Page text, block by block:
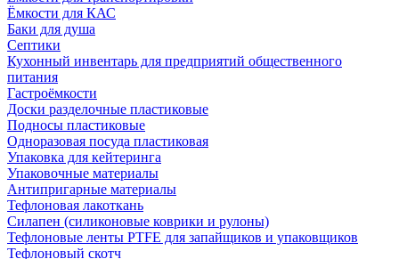
Ёмкости для КАС
Баки для душа
Септики
Кухонный инвентарь для предприятий общественного
питания
Гастроёмкости
Доски разделочные пластиковые
Подносы пластиковые
Одноразовая посуда пластиковая
Упаковка для кейтеринга
Упаковочные материалы
Антипригарные материалы
Тефлоновая лакоткань
Силапен (силиконовые коврики и рулоны)
Тефлоновые ленты PTFE для запайщиков и упаковщиков
Тефлоновый скотч